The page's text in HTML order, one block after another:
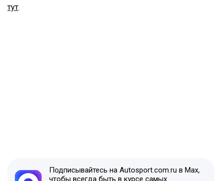
тут.
Подписывайтесь на Autosport.com.ru в Max,
чтобы всегда быть в курсе самых